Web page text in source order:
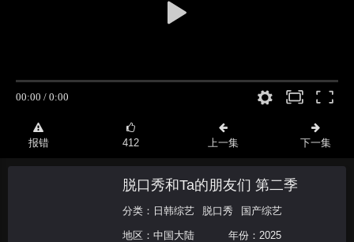
报错 412 上一集 下一集
脱口秀和Ta的朋友们 第二季
分类： 日韩综艺 脱口秀 国产综艺
地区： 中国大陆 年份： 2025